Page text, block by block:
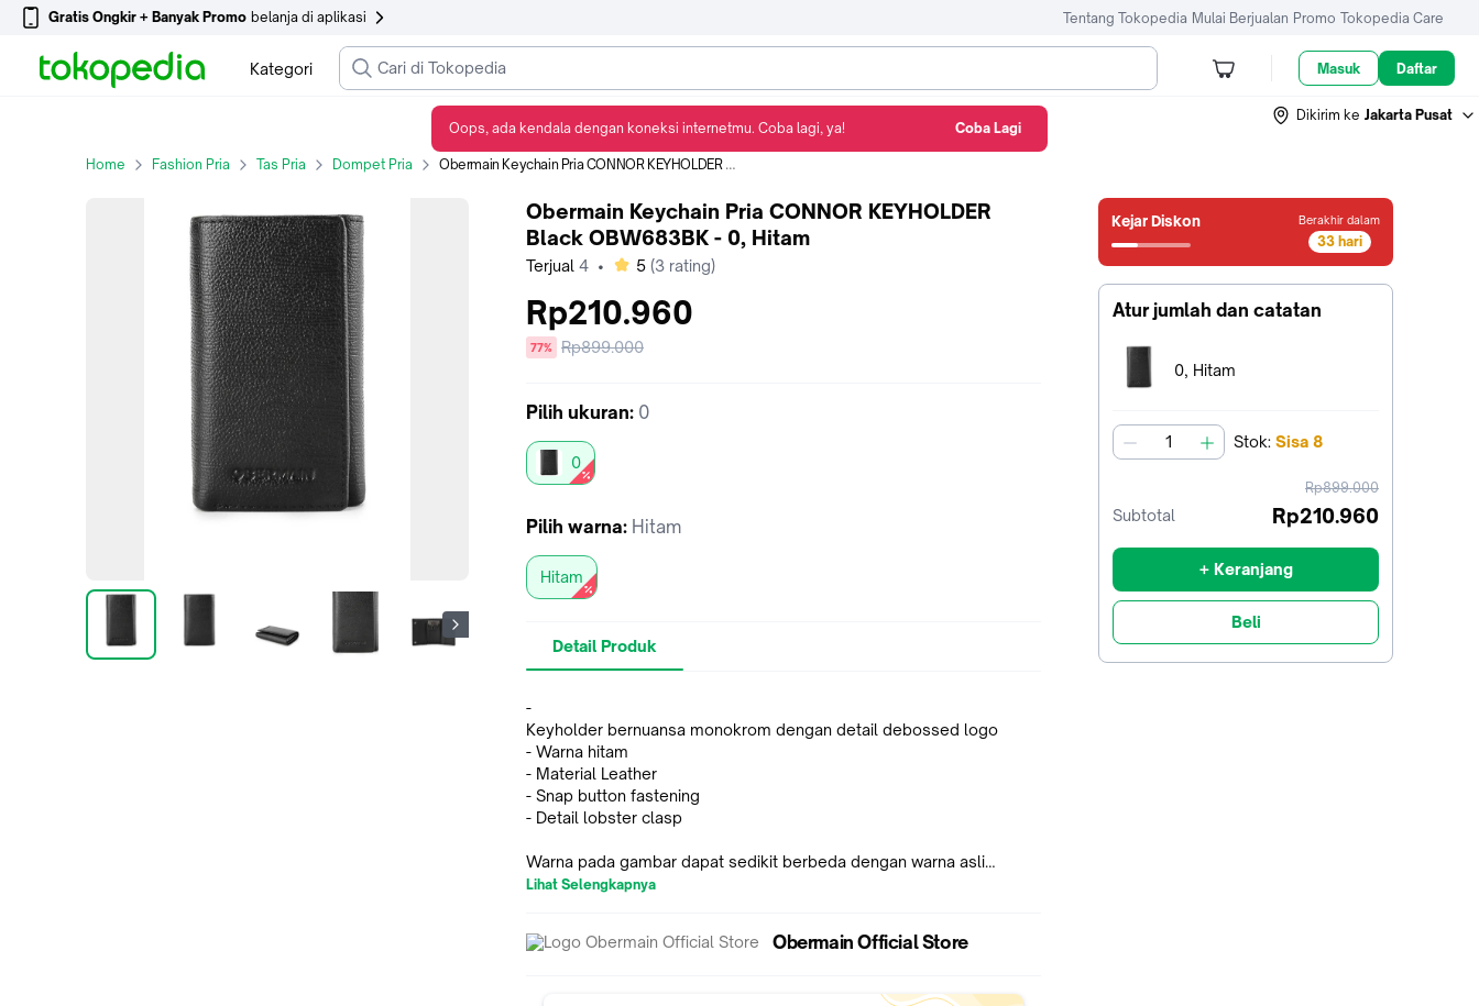
Gratis Ongkir + Banyak Promo belanja di aplikasi Tentang Tokopedia Mulai Berjualan Promo Tokopedia Care
Kategori Masuk Daftar
Dikirim ke Jakarta Pusat
Home Fashion Pria Tas Pria Dompet Pria Obermain Keychain Pria CONNOR KEYHOLDER Black OBW683BK - 0, Hitam
Kejar Diskon Berakhir dalam
33 hari
32
Atur jumlah dan catatan
Terpilih:
0, Hitam
jumlah Stok: Sisa 8
harga
sebelum
Rp899.000
Subtotal Rp210.960
+ Keranjang
Beli
Obermain Keychain Pria CONNOR KEYHOLDER
Black OBW683BK - 0, Hitam
Terjual 4 • bintang
5 (3 rating)
Rp210.960
diskon
77%
Harga
Rp899.000
Pilih ukuran: 0
0
Pilih warna: Hitam
Hitam
Detail Produk
-
Keyholder bernuansa monokrom dengan detail debossed logo
- Warna hitam
- Material Leather
- Snap button fastening
- Detail lobster clasp
Warna pada gambar dapat sedikit berbeda dengan warna asli
produk akibat pencahayaan
Ukuran Produk
Lihat Selengkapnya
Obermain Official Store
Oops, ada kendala dengan koneksi internetmu. Coba lagi, ya! Coba Lagi